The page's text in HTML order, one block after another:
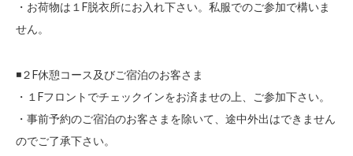
・お荷物は１F脱衣所にお入れ下さい。私服でのご参加で構いま
せん。
◾️２F休憩コース及びご宿泊のお客さま
・１Fフロントでチェックインをお済ませの上、ご参加下さい。
・事前予約のご宿泊のお客さまを除いて、途中外出はできません
のでご了承下さい。